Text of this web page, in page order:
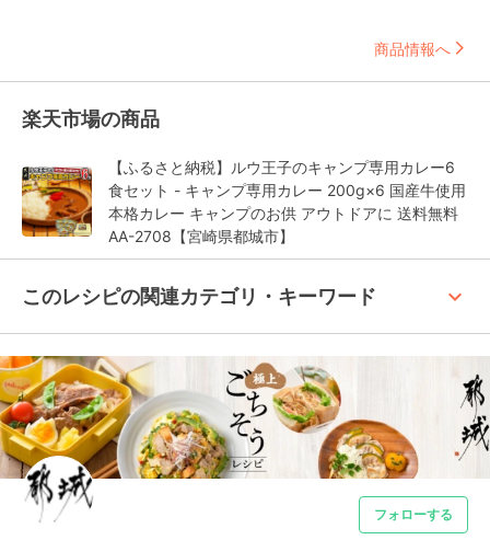
商品情報へ
楽天市場の商品
【ふるさと納税】ルウ王子のキャンプ専用カレー6
食セット - キャンプ専用カレー 200g×6 国産牛使用
本格カレー キャンプのお供 アウトドアに 送料無料
AA-2708【宮崎県都城市】
このレシピの関連カテゴリ・キーワード keyboard_arrow_up
フォローする